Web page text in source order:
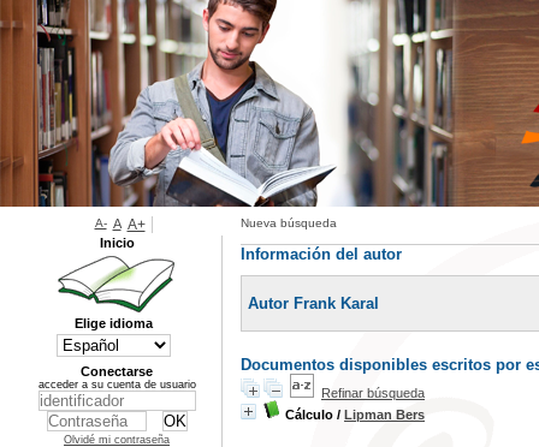
Nueva búsqueda
Información del autor
Autor Frank Karal
Documentos disponibles escritos por
Refinar búsqueda
Cálculo / Lipman Bers
A- A A+
Inicio
Elige idioma
Conectarse
acceder a su cuenta de usuario
Olvidé mi contraseña